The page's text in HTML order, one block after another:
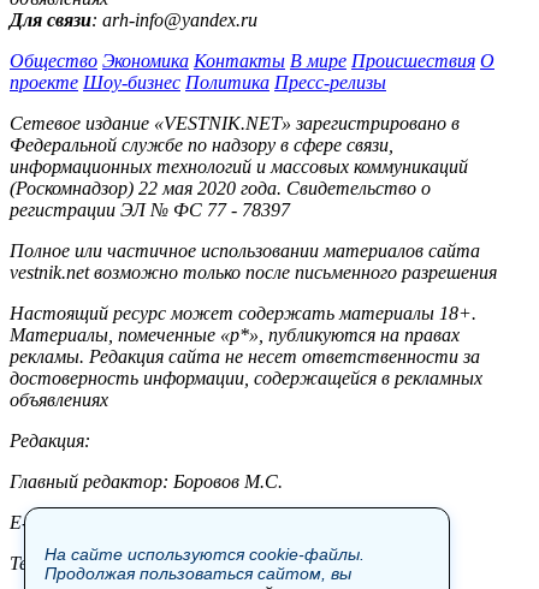
Для связи: arh-info@yandex.ru
Общество Экономика Контакты В мире Происшествия О
проекте Шоу-бизнес Политика Пресс-релизы
Сетевое издание «VESTNIK.NET» зарегистрировано в
Федеральной службе по надзору в сфере связи,
информационных технологий и массовых коммуникаций
(Роскомнадзор) 22 мая 2020 года. Свидетельство о
регистрации ЭЛ № ФС 77 - 78397
Полное или частичное использовании материалов сайта
vestnik.net возможно только после письменного разрешения
Настоящий ресурс может содержать материалы 18+.
Материалы, помеченные «р*», публикуются на правах
рекламы. Редакция сайта не несет ответственности за
достоверность информации, содержащейся в рекламных
объявлениях
Редакция:
Главный редактор: Боровов М.С.
E-mail: site@vestnik.net, reb.msk@yandex.ru
Тел.: +7 (921) 720-00-97
На сайте используются cookie-файлы.
Продолжая пользоваться сайтом, вы